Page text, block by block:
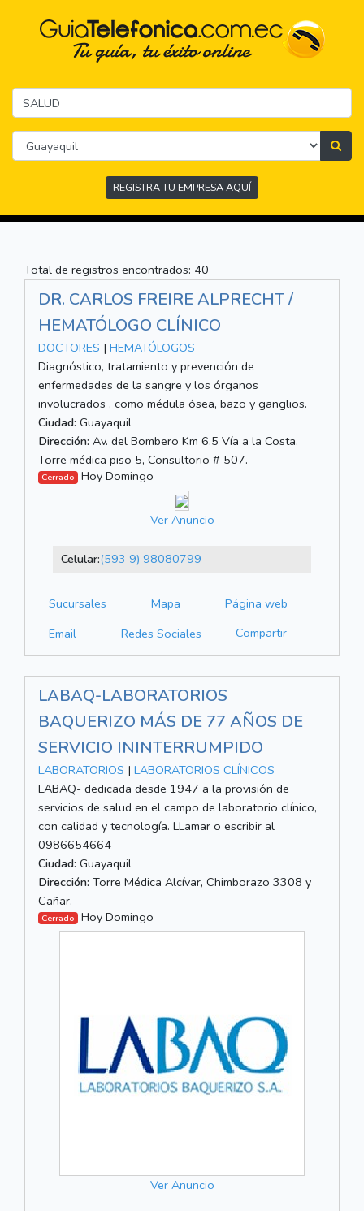
REGISTRA TU EMPRESA AQUÍ
Total de registros encontrados: 40
DR. CARLOS FREIRE ALPRECHT /
HEMATÓLOGO CLÍNICO
DOCTORES | HEMATÓLOGOS
Diagnóstico, tratamiento y prevención de
enfermedades de la sangre y los órganos
involucrados , como médula ósea, bazo y ganglios.
Ciudad: Guayaquil
Dirección: Av. del Bombero Km 6.5 Vía a la Costa.
Torre médica piso 5, Consultorio # 507.
Cerrado Hoy Domingo
Ver Anuncio
Celular:(593 9) 98080799
Sucursales Mapa
Página web
Email
Redes Sociales Compartir
LABAQ-LABORATORIOS
BAQUERIZO MÁS DE 77 AÑOS DE
SERVICIO ININTERRUMPIDO
LABORATORIOS | LABORATORIOS CLÍNICOS
LABAQ- dedicada desde 1947 a la provisión de
servicios de salud en el campo de laboratorio clínico,
con calidad y tecnología. LLamar o escribir al
0986654664
Ciudad: Guayaquil
Dirección: Torre Médica Alcívar, Chimborazo 3308 y
Cañar.
Cerrado Hoy Domingo
Ver Anuncio